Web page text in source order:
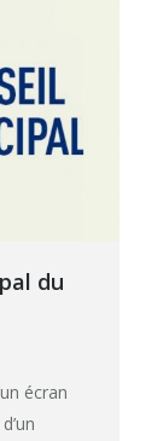
du
écran